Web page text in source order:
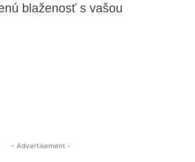
blaženosť s vašou
- Advertisement -